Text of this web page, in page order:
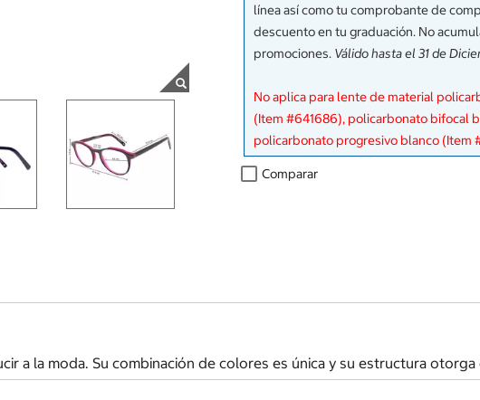
línea así como tu comprobante de
descuento en tu graduación. No
promociones. Válido hasta el 31 de
No aplica para lente de material
(Item #641686), policarbonato bifocal
policarbonato progresivo blanco (Item
Comparar
a la moda. Su combinación de colores es única y su estructura